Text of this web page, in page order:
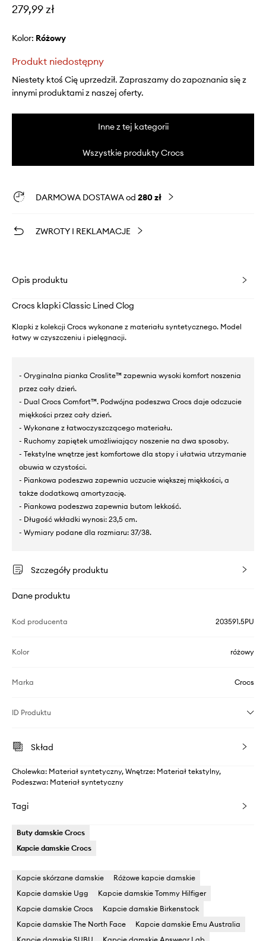
279,99 zł
Kolor: różowy
Produkt niedostępny
Niestety ktoś Cię uprzedził. Zapraszamy do zapoznania się z
innymi produktami z naszej oferty.
Inne z tej kategorii
Wszystkie produkty Crocs
DARMOWA DOSTAWA od 280 zł
ZWROTY I REKLAMACJE
Opis produktu
Crocs klapki Classic Lined Clog
Klapki z kolekcji Crocs wykonane z materiału syntetycznego. Model
łatwy w czyszczeniu i pielęgnacji.
- Oryginalna pianka Croslite™ zapewnia wysoki komfort noszenia
przez cały dzień.
- Dual Crocs Comfort™. Podwójna podeszwa Crocs daje odczucie
miękkości przez cały dzień.
- Wykonane z łatwoczyszczącego materiału.
- Ruchomy zapiętek umożliwiający noszenie na dwa sposoby.
- Tekstylne wnętrze jest komfortowe dla stopy i ułatwia utrzymanie
obuwia w czystości.
- Piankowa podeszwa zapewnia uczucie większej miękkości, a
także dodatkową amortyzację.
- Piankowa podeszwa zapewnia butom lekkość.
- Długość wkładki wynosi: 23,5 cm.
- Wymiary podane dla rozmiaru: 37/38.
Szczegóły produktu
Dane produktu
Kod producenta 203591.5PU
Kolor różowy
Marka Crocs
ID Produktu
Skład
Cholewka: Materiał syntetyczny, Wnętrze: Materiał tekstylny,
Podeszwa: Materiał syntetyczny
Tagi
Buty damskie Crocs
Kapcie damskie Crocs
Kapcie skórzane damskie
Różowe kapcie damskie
Kapcie damskie Ugg
Kapcie damskie Tommy Hilfiger
Kapcie damskie Crocs
Kapcie damskie Birkenstock
Kapcie damskie The North Face
Kapcie damskie Emu Australia